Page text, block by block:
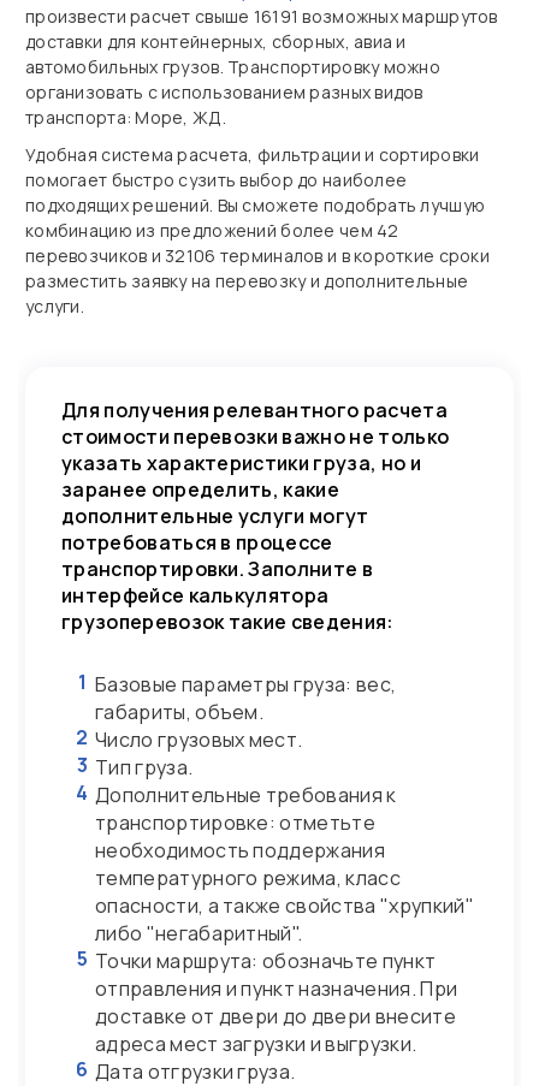
произвести расчет свыше 16191 возможных маршрутов
доставки для контейнерных, сборных, авиа и
автомобильных грузов. Транспортировку можно
организовать с использованием разных видов
транспорта: Море, ЖД.
Удобная система расчета, фильтрации и сортировки
помогает быстро сузить выбор до наиболее
подходящих решений. Вы сможете подобрать лучшую
комбинацию из предложений более чем 42
перевозчиков и 32106 терминалов и в короткие сроки
разместить заявку на перевозку и дополнительные
услуги.
Для получения релевантного расчета
стоимости перевозки важно не только
указать характеристики груза, но и
заранее определить, какие
дополнительные услуги могут
потребоваться в процессе
транспортировки. Заполните в
интерфейсе калькулятора
грузоперевозок такие сведения:
1 Базовые параметры груза: вес,
габариты, объем.
2 Число грузовых мест.
3 Тип груза.
4 Дополнительные требования к
транспортировке: отметьте
необходимость поддержания
температурного режима, класс
опасности, а также свойства "хрупкий"
либо "негабаритный".
5 Точки маршрута: обозначьте пункт
отправления и пункт назначения. При
доставке от двери до двери внесите
адреса мест загрузки и выгрузки.
6 Дата отгрузки груза.